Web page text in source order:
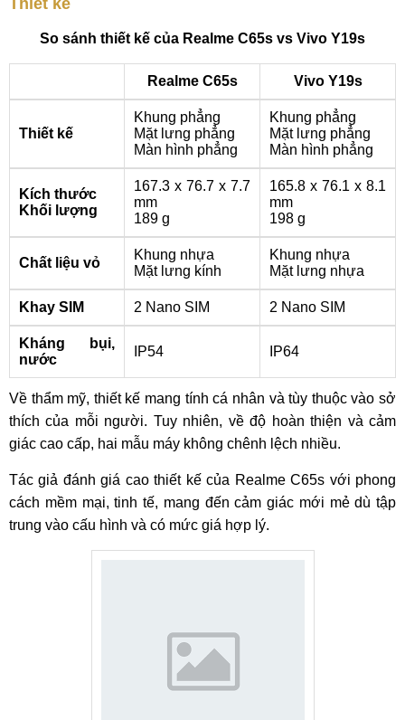
Thiết kế
So sánh thiết kế của Realme C65s vs Vivo Y19s
Realme C65s Vivo Y19s
Thiết kế
Khung phẳng
Mặt lưng phẳng
Màn hình phẳng
Khung phẳng
Mặt lưng phẳng
Màn hình phẳng
Kích thước
Khối lượng
167.3 x 76.7 x 7.7
mm
189 g
165.8 x 76.1 x 8.1
mm
198 g
Chất liệu vỏ
Khung nhựa
Mặt lưng kính
Khung nhựa
Mặt lưng nhựa
Khay SIM 2 Nano SIM 2 Nano SIM
Kháng bụi,
nước
IP54 IP64
Về thẩm mỹ, thiết kế mang tính cá nhân và tùy thuộc vào sở
thích của mỗi người. Tuy nhiên, về độ hoàn thiện và cảm
giác cao cấp, hai mẫu máy không chênh lệch nhiều.
Tác giả đánh giá cao thiết kế của Realme C65s với phong
cách mềm mại, tinh tế, mang đến cảm giác mới mẻ dù tập
trung vào cấu hình và có mức giá hợp lý.